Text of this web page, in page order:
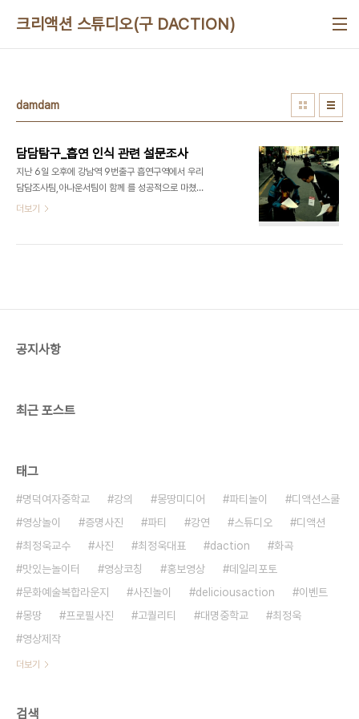
크리액션 스튜디오(구 DACTION)
damdam
담담탐구_흡연 인식 관련 설문조사
지난 6일 오후에 강남역 9번출구 흡연구역에서 우리
담담조사팀,아나운서팀이 함께 를 성공적으로 마쳤
습니다. 오프라인 설문조사에 선뜻 응해주신 200여
남겨주신 분들 중 추첨하여 10분께 스타벅스 기프티
더보기
공지사항
최근 포스트
태그
명덕여자중학교 강의 몽땅미디어 파티놀이
디액션스쿨
영상놀이
증명사진 파티 강연 스튜디오
디액션
최정욱교수
사진 최정욱대표 daction
화곡
맛있는놀이터
영상코칭 홍보영상
데일리포토
문화예술복합라운지
사진놀이 deliciousaction
이벤트
몽땅
프로필사진 고퀄리티 대명중학교
최정욱
영상제작
더보기
검색